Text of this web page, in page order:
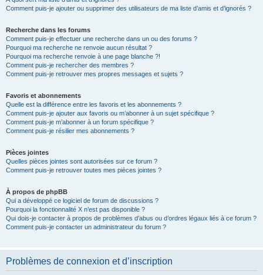
Comment puis-je ajouter ou supprimer des utilisateurs de ma liste d’amis et d’ignorés ?
Recherche dans les forums
Comment puis-je effectuer une recherche dans un ou des forums ?
Pourquoi ma recherche ne renvoie aucun résultat ?
Pourquoi ma recherche renvoie à une page blanche ?!
Comment puis-je rechercher des membres ?
Comment puis-je retrouver mes propres messages et sujets ?
Favoris et abonnements
Quelle est la différence entre les favoris et les abonnements ?
Comment puis-je ajouter aux favoris ou m’abonner à un sujet spécifique ?
Comment puis-je m’abonner à un forum spécifique ?
Comment puis-je résilier mes abonnements ?
Pièces jointes
Quelles pièces jointes sont autorisées sur ce forum ?
Comment puis-je retrouver toutes mes pièces jointes ?
À propos de phpBB
Qui a développé ce logiciel de forum de discussions ?
Pourquoi la fonctionnalité X n’est pas disponible ?
Qui dois-je contacter à propos de problèmes d’abus ou d’ordres légaux liés à ce forum ?
Comment puis-je contacter un administrateur du forum ?
Problèmes de connexion et d’inscription